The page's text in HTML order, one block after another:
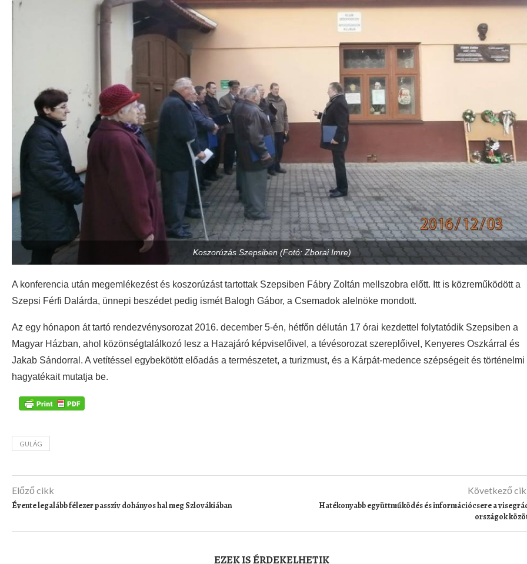
Koszorúzás Szepsiben (Fotó: Zborai Imre)
A konferencia után megemlékezést és koszorúzást tartottak Szepsiben Fábry Zoltán mellszobra előtt. Itt is közreműködött a
Szepsi Férfi Dalárda, ünnepi beszédet pedig ismét Balogh Gábor, a Csemadok alelnöke mondott.
Az egy hónapon át tartó rendezvénysorozat 2016. december 5-én, hétfőn délután 17 órai kezdettel folytatódik Szepsiben a
Magyar Házban, ahol közönségtalálkozó lesz a Hazajáró képviselőivel, a tévésorozat szereplőivel, Kenyeres Oszkárral és
Jakab Sándorral. A vetítéssel egybekötött előadás a természetet, a turizmust, és a Kárpát-medence szépségeit és történelmi
hagyatékait mutatja be.
GULÁG
Előző cikk
Évente legalább félezer passzív dohányos hal meg Szlovákiában
Következő
Hatékonyabb együttműködés és információcsere a
országok
EZEK IS ÉRDEKELHETIK